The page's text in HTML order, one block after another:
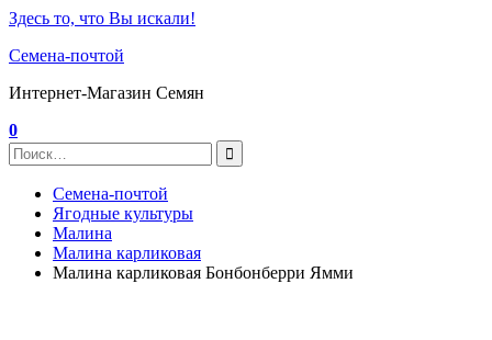
Здесь то, что Вы искали!
Семена-почтой
Интернет-Магазин Семян
0
Семена-почтой
Ягодные культуры
Малина
Малина карликовая
Малина карликовая Бонбонберри Ямми